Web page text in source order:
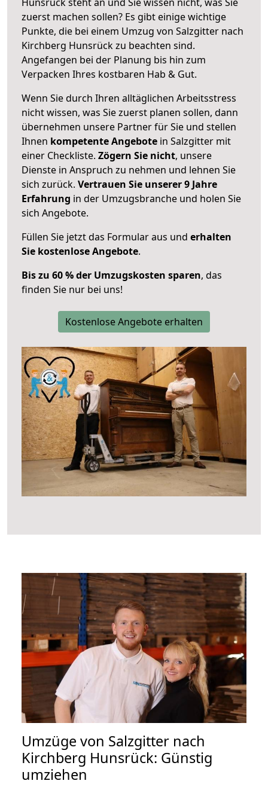
zuerst machen sollen? Es gibt einige wichtige
Punkte, die bei einem Umzug von Salzgitter nach
Kirchberg Hunsrück zu beachten sind.
Angefangen bei der Planung bis hin zum
Verpacken Ihres kostbaren Hab & Gut.
Wenn Sie durch Ihren alltäglichen Arbeitsstress
nicht wissen, was Sie zuerst planen sollen, dann
übernehmen unsere Partner für Sie und stellen
Ihnen kompetente Angebote in Salzgitter mit
einer Checkliste. Zögern Sie nicht, unsere
Dienste in Anspruch zu nehmen und lehnen Sie
sich zurück. Vertrauen Sie unserer 9 Jahre
Erfahrung in der Umzugsbranche und holen Sie
sich Angebote.
Füllen Sie jetzt das Formular aus und erhalten
Sie kostenlose Angebote.
Bis zu 60 % der Umzugskosten sparen, das
finden Sie nur bei uns!
Kostenlose Angebote erhalten
Umzüge von Salzgitter nach
Kirchberg Hunsrück: Günstig
umziehen